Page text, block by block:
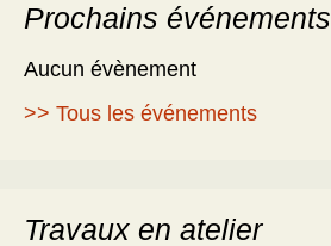
Prochains événements
Aucun évènement
>> Tous les événements
Travaux en atelier